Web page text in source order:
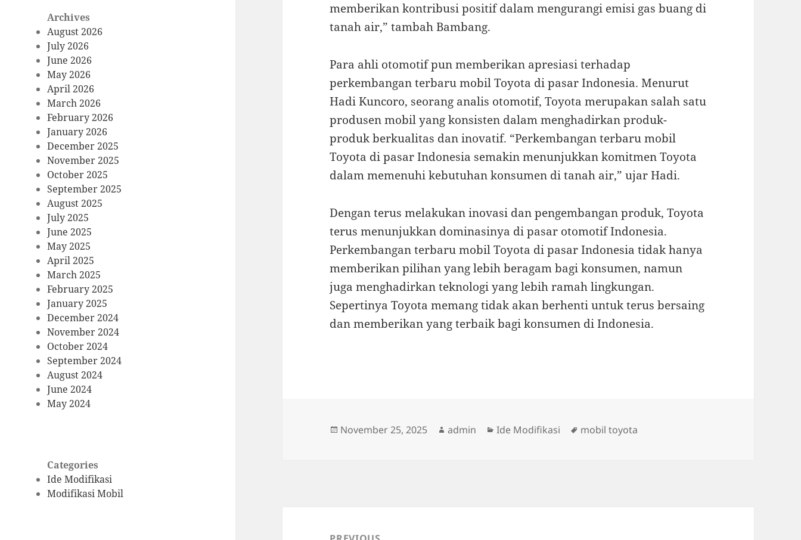
Archives
August 2026
July 2026
June 2026
May 2026
April 2026
March 2026
February 2026
January 2026
December 2025
November 2025
October 2025
September 2025
August 2025
July 2025
June 2025
May 2025
April 2025
March 2025
February 2025
January 2025
December 2024
November 2024
October 2024
September 2024
August 2024
June 2024
May 2024
Categories
Ide Modifikasi
Modifikasi Mobil
memberikan kontribusi positif dalam mengurangi emisi gas buang di
tanah air,” tambah Bambang.
Para ahli otomotif pun memberikan apresiasi terhadap
perkembangan terbaru mobil Toyota di pasar Indonesia. Menurut
Hadi Kuncoro, seorang analis otomotif, Toyota merupakan salah satu
produsen mobil yang konsisten dalam menghadirkan produk-
produk berkualitas dan inovatif. “Perkembangan terbaru mobil
Toyota di pasar Indonesia semakin menunjukkan komitmen Toyota
dalam memenuhi kebutuhan konsumen di tanah air,” ujar Hadi.
Dengan terus melakukan inovasi dan pengembangan produk, Toyota
terus menunjukkan dominasinya di pasar otomotif Indonesia.
Perkembangan terbaru mobil Toyota di pasar Indonesia tidak hanya
memberikan pilihan yang lebih beragam bagi konsumen, namun
juga menghadirkan teknologi yang lebih ramah lingkungan.
Sepertinya Toyota memang tidak akan berhenti untuk terus bersaing
dan memberikan yang terbaik bagi konsumen di Indonesia.
Posted
November 25, 2025 Author
admin Categories
Ide Modifikasi Tags
mobil toyota
navigation